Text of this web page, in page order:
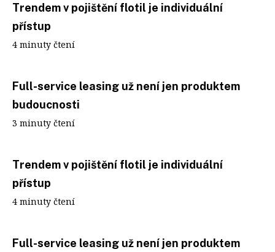
Trendem v pojištění flotil je individuální
přístup
4 minuty čtení
Full-service leasing už není jen produktem
budoucnosti
3 minuty čtení
Trendem v pojištění flotil je individuální
přístup
4 minuty čtení
Full-service leasing už není jen produktem